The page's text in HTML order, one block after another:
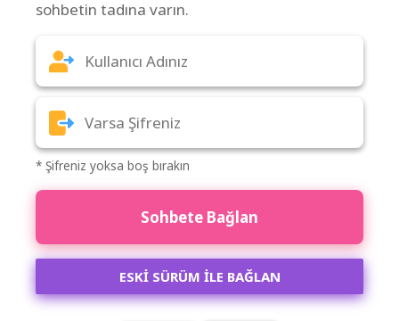
sohbetin tadına varın.
* Şifreniz yoksa boş bırakın
Sohbete Bağlan
ESKİ SÜRÜM İLE BAĞLAN